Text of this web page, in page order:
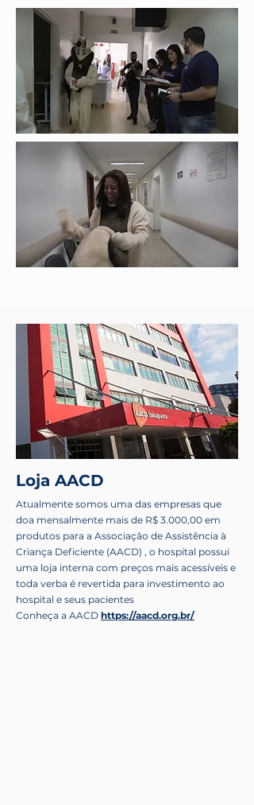
Loja AACD
Atualmente somos uma das empresas que
doa mensalmente mais de R$ 3.000,00 em
produtos para a Associação de Assistência à
Criança Deficiente (AACD) , o hospital possui
uma loja interna com preços mais acessíveis e
toda verba é revertida para investimento ao
hospital e seus pacientes
Conheça a AACD https://aacd.org.br/